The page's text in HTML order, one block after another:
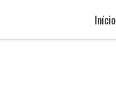
Início